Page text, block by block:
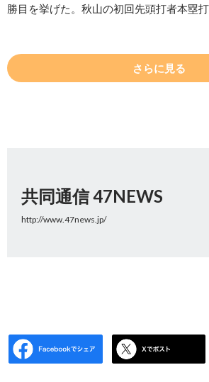
勝目を挙げた。秋山の初回先頭打者本塁
さらに見る
共同通信 47NEWS
http://www.47news.jp/